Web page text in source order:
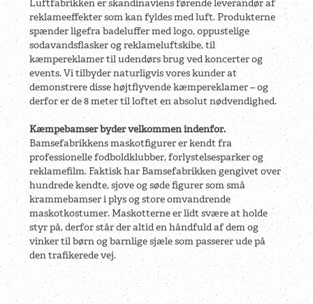
Luftfabrikken er skandinaviens førende leverandør af
reklameeffekter som kan fyldes med luft. Produkterne
spænder ligefra badeluffer med logo, oppustelige
sodavandsflasker og reklameluftskibe, til
kæmpereklamer til udendørs brug ved koncerter og
events.Vi tilbyder naturligvis vores kunder at
demonstrere disse højtflyvende kæmpereklamer – og
derfor er de 8 meter til loftet en absolut nødvendighed.
Kæmpebamser byder velkommen indenfor.
Bamsefabrikkens maskotfigurer er kendt fra
professionelle fodboldklubber, forlystelsesparker og
reklamefilm. Faktisk har Bamsefabrikken gengivet over
hundrede kendte, sjove og søde figurer som små
krammebamser i plys og store omvandrende
maskotkostumer.Maskotterne er lidt svære at holde
styr på, derfor står der altid en håndfuld af dem og
vinker til børn og barnlige sjæle som passerer ude på
den trafikerede vej.